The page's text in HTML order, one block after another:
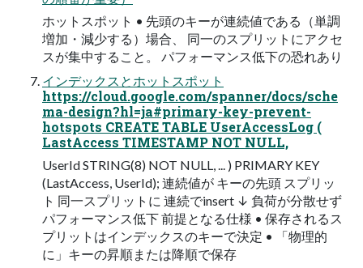
ホットスポット • 先頭のキーが連続値である（単調
増加・減少する）場合、 同一のスプリットにアクセ
スが集中すること。 パフォーマンス低下の恐れあり
インデックスとホットスポット
https://cloud.google.com/spanner/docs/sche
ma-design?hl=ja#primary-key-prevent-
hotspots CREATE TABLE UserAccessLog (
LastAccess TIMESTAMP NOT NULL,
UserId STRING(8) NOT NULL, ... ) PRIMARY KEY
(LastAccess, UserId); 連続値が キーの先頭 スプリッ
ト 同一スプリットに 連続でinsert ↓ 負荷が分散せず
パフォーマンス低下 前提となる仕様 • 保存されるス
プリットはインデックスのキーで決定 • 「物理的
に」キーの昇順または降順で保存